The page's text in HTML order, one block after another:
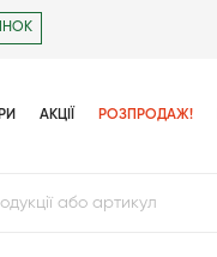
АКЦІЇ РОЗПРОДАЖ!